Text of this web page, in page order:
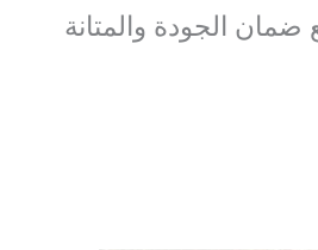
ضمان الجودة والمتانة